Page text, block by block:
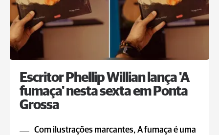
Escritor Phellip Willian lança 'A
fumaça' nesta sexta em Ponta
Grossa
Com ilustrações marcantes, A fumaça é uma